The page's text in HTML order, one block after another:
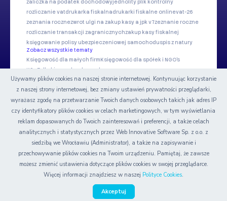
zaliczka na podatek dochodowyjednolity plik kontrolny
rozliczanie vatdrukarka fiskalnadrukarki fiskalne onlinevat-26
zeznania rocznezwrot ulgi na zakup kasy a jpk v7zeznanie roczne
rozliczanie transakcji zagranicznychzakup kasy fiskalnej
księgowanie polisy ubezpieczeniowej samochoduspis z natury
Zobacz wszystkie tematy
Księgowość dla małych firmKsięgowość dla spółek i NGO's
KSeF dla biur rachunkowych
Nasze serwisy
Certyfikat
© Copyright 2006-2026 Web INnovative Software Sp. z o.o.
Używamy plików cookies na naszej stronie internetowej. Kontynuując korzystanie
z naszej strony internetowej, bez zmiany ustawień prywatności przeglądarki,
wyrażasz zgodę na przetwarzanie Twoich danych osobowych takich jak adres IP
czy identyfikatory plików cookies w celach marketingowych, w tym wyświetlania
reklam dopasowanych do Twoich zainteresowań i preferencji, a także celach
analitycznych i statystycznych przez Web Innovative Software Sp. z o.o. z
siedzibą we Wrocławiu (Administrator), a także na zapisywanie i
przechowywanie plików cookies na Twoim urządzeniu. Pamiętaj, że zawsze
możesz zmienić ustawienia dotyczące plików cookies w swojej przeglądarce.
Więcej informacji znajdziesz w naszej Polityce Cookies.
Akceptuj